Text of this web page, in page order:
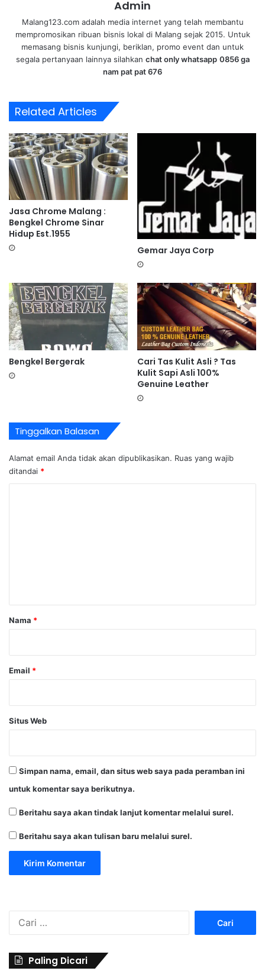
Admin
Malang123.com adalah media internet yang telah membantu
mempromosikan ribuan bisnis lokal di Malang sejak 2015. Untuk
memasang bisnis kunjungi, beriklan, promo event dan untuk
segala pertanyaan lainnya silahkan chat only whatsapp 0856 ga
nam pat pat 676
Related Articles
Jasa Chrome Malang :
Bengkel Chrome Sinar
Hidup Est.1955
Gemar Jaya Corp
Bengkel Bergerak
Cari Tas Kulit Asli ? Tas
Kulit Sapi Asli 100%
Genuine Leather
Tinggalkan Balasan
Alamat email Anda tidak akan dipublikasikan. Ruas yang wajib
ditandai *
rNama *
Email *
Situs Web
Simpan nama, email, dan situs web saya pada peramban ini
untuk komentar saya berikutnya.
Beritahu saya akan tindak lanjut komentar melalui surel.
Beritahu saya akan tulisan baru melalui surel.
Paling Dicari